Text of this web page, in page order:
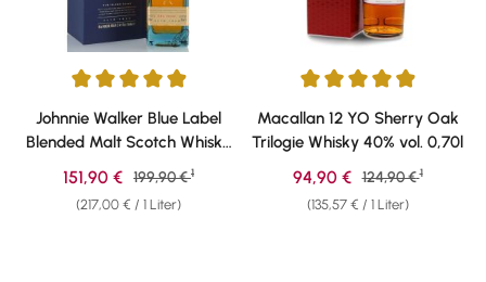
Durchschnittliche Bewertung von 4.93 von 5 Sternen
Johnnie Walker Blue Label
Blended Malt Scotch Whisky
40% vol. 0,70l
(217,00 € / 1 Liter)
Verkaufspreis:
151,90 € Regulärer Preis:
199,90 € 1
Durchschnittliche Bewertung
Macallan 12 YO Sherry Oak
Trilogie Whisky 40% vol. 0,70l
(135,57 € / 1 Liter)
Verkaufspreis:
94,90 € Regulärer Preis:
124,90 € 1